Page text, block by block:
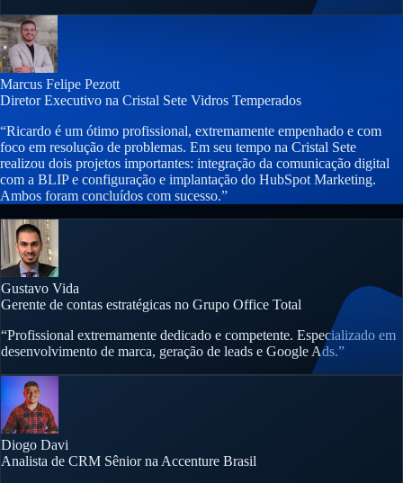
Marcus Felipe Pezott
Diretor Executivo na Cristal Sete Vidros Temperados
“Ricardo é um ótimo profissional, extremamente empenhado e com
foco em resolução de problemas. Em seu tempo na Cristal Sete
realizou dois projetos importantes: integração da comunicação digital
com a BLIP e configuração e implantação do HubSpot Marketing.
Ambos foram concluídos com sucesso.”
Gustavo Vida
Gerente de contas estratégicas no Grupo Office Total
“Profissional extremamente dedicado e competente. Especializado em
desenvolvimento de marca, geração de leads e Google Ads.”
Diogo Davi
Analista de CRM Sênior na Accenture Brasil